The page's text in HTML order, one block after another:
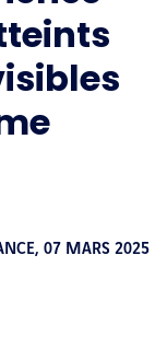
07 MARS 2025